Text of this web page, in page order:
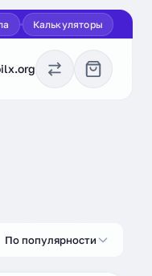
Калькуляторы
По популярности